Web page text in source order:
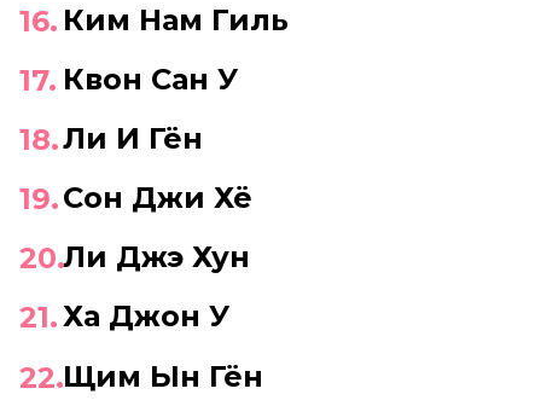
Ким Нам Гиль
Квон Сан У
Ли И Гён
Сон Джи Хё
Ли Джэ Хун
Ха Джон У
Щим Ын Гён